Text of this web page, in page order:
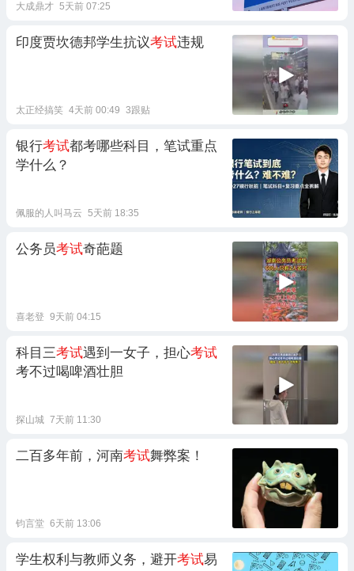
大成鼎才 5天前 07:25
印度贾坎德邦学生抗议考试违规
太正经搞笑 4天前 00:49 3跟贴
银行考试都考哪些科目，笔试重点
学什么？
佩服的人叫马云 5天前 18:35
公务员考试奇葩题
喜老登 9天前 04:15
科目三考试遇到一女子，担心考试
考不过喝啤酒壮胆
探山城 7天前 11:30
二百多年前，河南考试舞弊案！
钧言堂 6天前 13:06
学生权利与教师义务，避开考试易